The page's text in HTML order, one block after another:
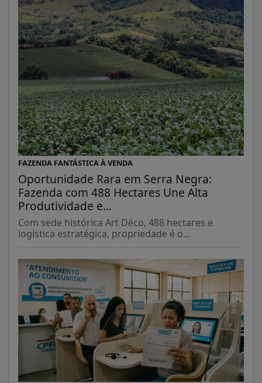
FAZENDA FANTÁSTICA À VENDA
Oportunidade Rara em Serra Negra:
Fazenda com 488 Hectares Une Alta
Produtividade e...
Com sede histórica Art Déco, 488 hectares e
logística estratégica, propriedade é o...